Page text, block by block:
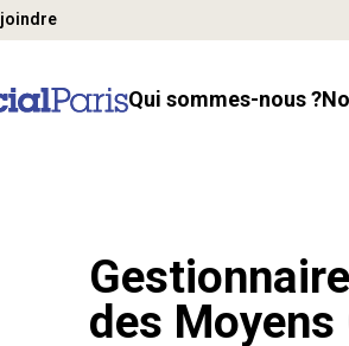
Qui sommes-nous ?
des Moyens